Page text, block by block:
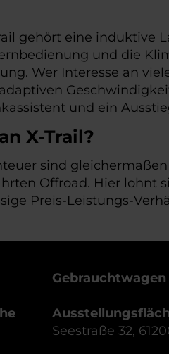
gehört eine
und die
Wer Interesse an
und ein
X-Trail?
sind
Offroad. Hier
Preis-Leistungs-
Gebrauchtwagen
Seestraße 32,